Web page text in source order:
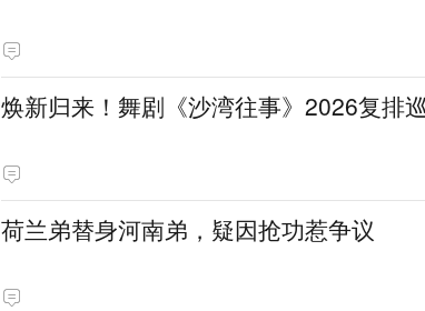
焕新归来！舞剧《沙湾往事》2026复排
荷兰弟替身河南弟，疑因抢功惹争议